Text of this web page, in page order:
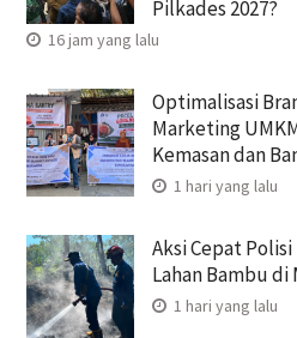
Pilkades 2027?
16 jam yang lalu
Optimalisasi
Marketing
Kemasan dan
1 hari yang lalu
Aksi Cepat
Lahan Bambu di
1 hari yang lalu